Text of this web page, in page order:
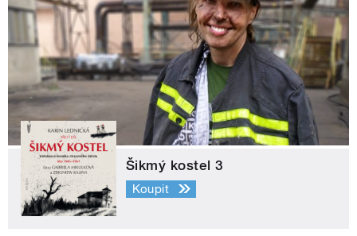
Šikmý kostel 3
Koupit